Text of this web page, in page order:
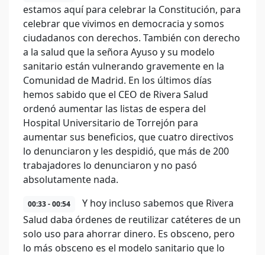
estamos aquí para celebrar la Constitución, para
celebrar que vivimos en democracia y somos
ciudadanos con derechos. También con derecho
a la salud que la señora Ayuso y su modelo
sanitario están vulnerando gravemente en la
Comunidad de Madrid. En los últimos días
hemos sabido que el CEO de Rivera Salud
ordenó aumentar las listas de espera del
Hospital Universitario de Torrejón para
aumentar sus beneficios, que cuatro directivos
lo denunciaron y les despidió, que más de 200
trabajadores lo denunciaron y no pasó
absolutamente nada.
00:33 - 00:54
Y hoy incluso sabemos que Rivera
Salud daba órdenes de reutilizar catéteres de un
solo uso para ahorrar dinero. Es obsceno, pero
lo más obsceno es el modelo sanitario que lo